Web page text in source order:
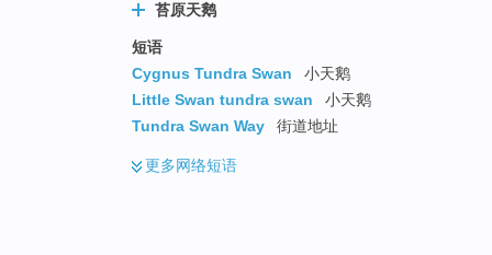
苔原天鹅
短语
Cygnus Tundra Swan
小天鹅
Little Swan tundra swan
小天鹅
Tundra Swan Way
街道地址
更多网络短语